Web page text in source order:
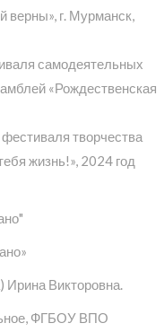
верны», г. Мурманск,
самодеятельных
«Рождественская
творчества
жизнь!», 2024 год
Ирина Викторовна.
ФГБОУ ВПО